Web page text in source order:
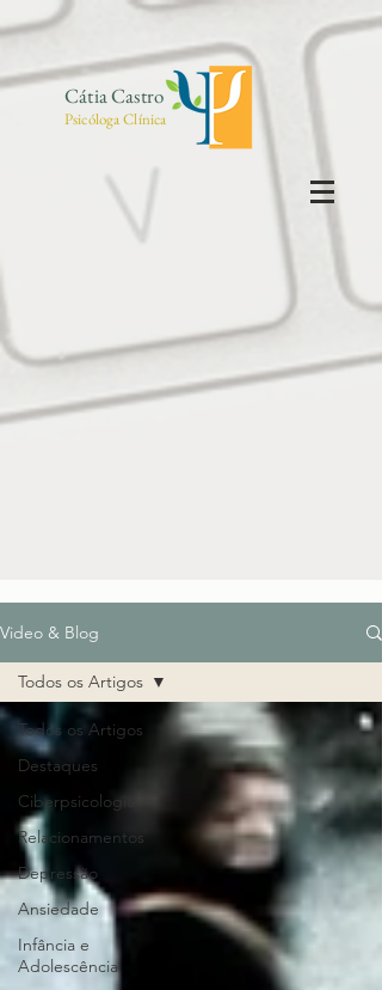
Psicóloga Clínica
Cátia Castro
Video & Blog
Todos os Artigos
Destaques
Ciberpsicologia
Relacionamentos
Depressão
Ansiedade
Infância e
Adolescência
Todos os Artigos